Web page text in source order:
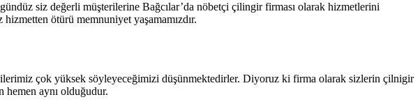
siz değerli müşterilerine Bağcılar’da nöbetçi çilingir firması olarak hizmetlerini
ötürü memnuniyet yaşamamızdır.
çok yüksek söyleyeceğimizi düşünmektedirler. Diyoruz ki firma olarak sizlerin çilnigir
aynı olduğudur.